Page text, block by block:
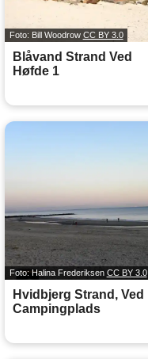
Foto: Bill Woodrow CC BY 3.0
Blåvand Strand Ved
Høfde 1
Foto: Halina Frederiksen CC BY 3.0
Hvidbjerg Strand, Ved
Campingplads